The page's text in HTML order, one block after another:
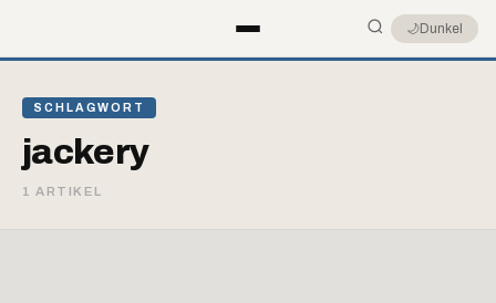
🌙Dunkel
SCHLAGWORT
jackery
1 ARTIKEL